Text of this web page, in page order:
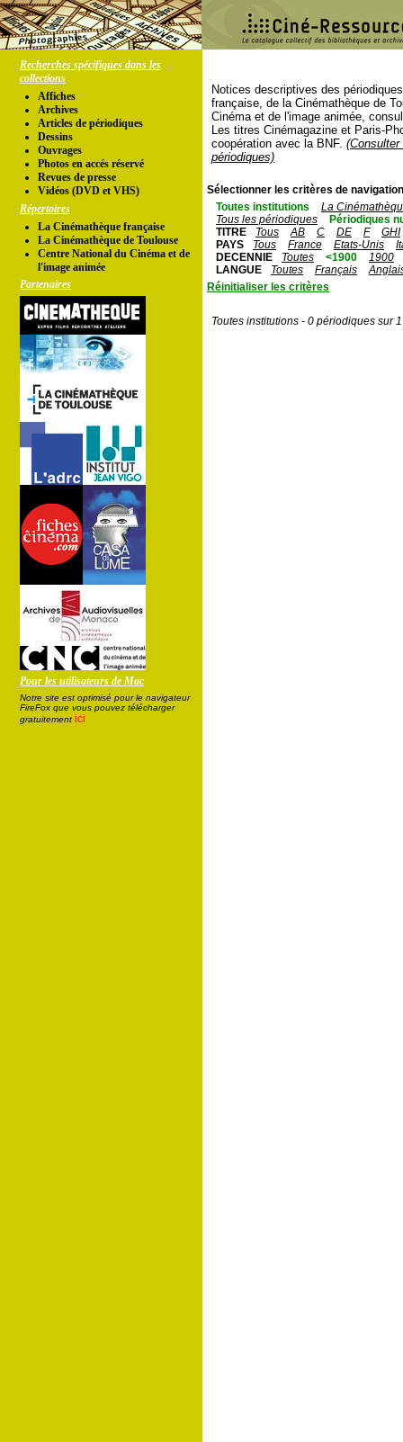
Recherches spécifiques dans les
collections
Affiches
Archives
Articles de périodiques
Dessins
Ouvrages
Photos en accés réservé
Revues de presse
Vidéos (DVD et VHS)
Répertoires
La Cinémathèque française
La Cinémathèque de Toulouse
Centre National du Cinéma et de
l'image animée
Partenaires
Pour les utilisateurs de Mac
Notre site est optimisé pour le navigateur
FireFox que vous pouvez télécharger
gratuitement ici
Notices descriptives des
française, de la Cinémathèque de
Cinéma et de l'image animée,
Les titres Cinémagazine et Paris-
coopération avec la BNF.
périodiques)
Sélectionner les critères de
Toutes institutions
La
Tous les périodiques
Périodiques
TITRE
Tous AB C DE F
GHI
PAYS
Tous France Etats-Unis
DECENNIE
Toutes <1900
1900
LANGUE
Toutes Français
Réinitialiser les critères
Toutes institutions - 0 périodiques sur